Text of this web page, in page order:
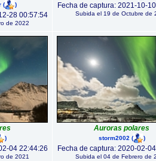
( )
28 00:57:54
de 2022
Fecha de captura: 2021-10-
Subida el 19 de Octubre de
)
04 22:44:26
de 2021
Auroras polares
storm2002 ( )
Fecha de captura: 2020-02-
Subida el 04 de Febrero de